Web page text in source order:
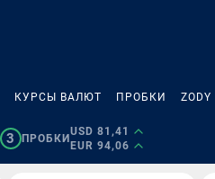
КУРСЫ ВАЛЮТ ПРОБКИ ZODY
3 ПРОБКИ
USD 81,41
EUR 94,06